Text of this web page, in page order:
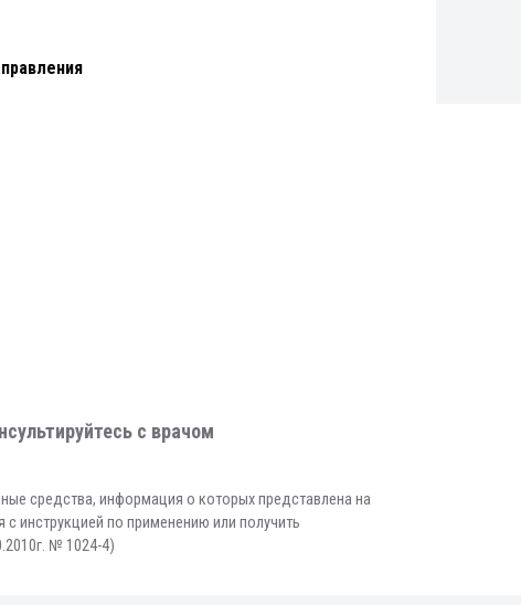
с врачом
средства, информация о которых представлена на
инструкцией по применению или получить
№ 1024-4)